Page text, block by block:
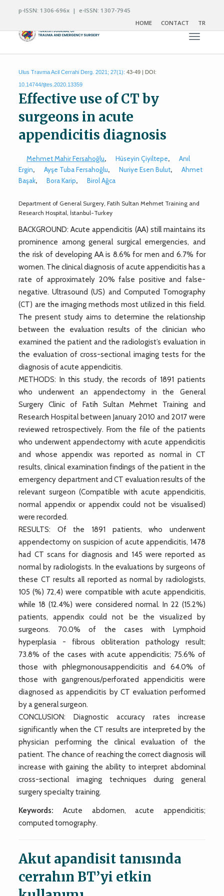
p-ISSN: 1306-696x | e-ISSN: 1307-7945
HOME
CONTACT TR
Toggle
Ulus Travma Acil Cerrahi Derg. 2021; 27(1): 43-49 | DOI:
10.14744/tjtes.2020.13359
Effective use of CT by
surgeons in acute
appendicitis diagnosis
Mehmet Mahir Fersahoğlu, Hüseyin Çiyiltepe,
Anıl
Ergin, Ayşe Tuba Fersahoğlu, Nuriye Esen Bulut,
Ahmet
Başak, Bora Karip, Birol Ağca
Department of General Surgery, Fatih Sultan Mehmet Training and
Research Hospital, İstanbul-Turkey
BACKGROUND: Acute appendicitis (AA) still maintains its
prominence among general surgical emergencies, and
the risk of developing AA is 8.6% for men and 6.7% for
women. The clinical diagnosis of acute appendicitis has a
rate of approximately 20% false positive and false-
negative. Ultrasound (US) and Computed Tomography
(CT) are the imaging methods most utilized in this field.
The present study aims to determine the relationship
between the evaluation results of the clinician who
examined the patient and the radiologist’s evaluation in
the evaluation of cross-sectional imaging tests for the
diagnosis of acute appendicitis.
METHODS: In this study, the records of 1891 patients
who underwent an appendectomy in the General
Surgery Clinic of Fatih Sultan Mehmet Training and
Research Hospital between January 2010 and 2017 were
reviewed retrospectively. From the file of the patients
who underwent appendectomy with acute appendicitis
and whose appendix was reported as normal in CT
results, clinical examination findings of the patient in the
emergency department and CT evaluation results of the
relevant surgeon (Compatible with acute appendicitis,
normal appendix or appendix could not be visualised)
were recorded.
RESULTS: Of the 1891 patients, who underwent
appendectomy on suspicion of acute appendicitis, 1478
had CT scans for diagnosis and 145 were reported as
normal by radiologists. In the evaluations by surgeons of
these CT results all reported as normal by radiologists,
105 (%) 72,4) were compatible with acute appendicitis,
while 18 (12.4%) were considered normal. In 22 (15.2%)
patients, appendix could not be the visualized by
surgeons. 70.0% of the cases with Lymphoid
hyperplasia - fibrous obliteration pathology result;
73.8% of the cases with acute appendicitis; 75.6% of
those with phlegmonousappendicitis and 64.0% of
those with gangrenous/perforated appendicitis were
diagnosed as appendicitis by CT evaluation performed
by a general surgeon.
CONCLUSION: Diagnostic accuracy rates increase
significantly when the CT results are interpreted by the
physician performing the clinical evaluation of the
patient. The chance of reaching the correct diagnosis will
increase with gaining the ability to interpret abdominal
cross-sectional imaging techniques during general
surgery specialty training.
Keywords: Acute abdomen, acute appendicitis;
computed tomography.
Akut apandisit tanısında
cerrahın BT’yi etkin